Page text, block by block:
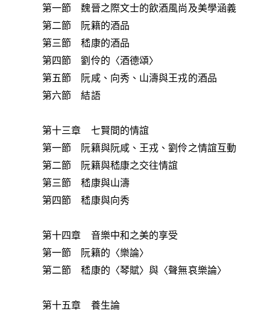
第一節 魏晉之際文士的飲酒風尚及美學涵義
第二節 阮籍的酒品
第三節 嵇康的酒品
第四節 劉伶的〈酒德頌〉
第五節 阮咸、向秀、山濤與王戎的酒品
第六節 結語
第十三章 七賢間的情誼
第一節 阮籍與阮咸、王戎、劉伶之情誼互動
第二節 阮籍與嵇康之交往情誼
第三節 嵇康與山濤
第四節 嵇康與向秀
第十四章 音樂中和之美的享受
第一節 阮籍的〈樂論〉
第二節 嵇康的〈琴賦〉與〈聲無哀樂論〉
第十五章 養生論